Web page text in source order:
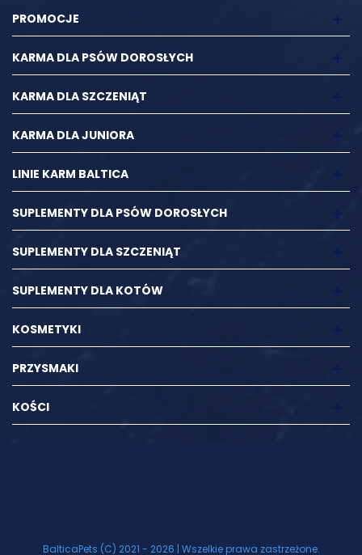
PROMOCJE
KARMA DLA PSÓW DOROSŁYCH
KARMA DLA SZCZENIĄT
KARMA DLA JUNIORA
LINIE KARM BALTICA
SUPLEMENTY DLA PSÓW DOROSŁYCH
SUPLEMENTY DLA SZCZENIĄT
SUPLEMENTY DLA KOTÓW
KOSMETYKI
PRZYSMAKI
KOŚCI
BalticaPets (C) 2021 - 2026 | Wszelkie prawa zastrzeżone.